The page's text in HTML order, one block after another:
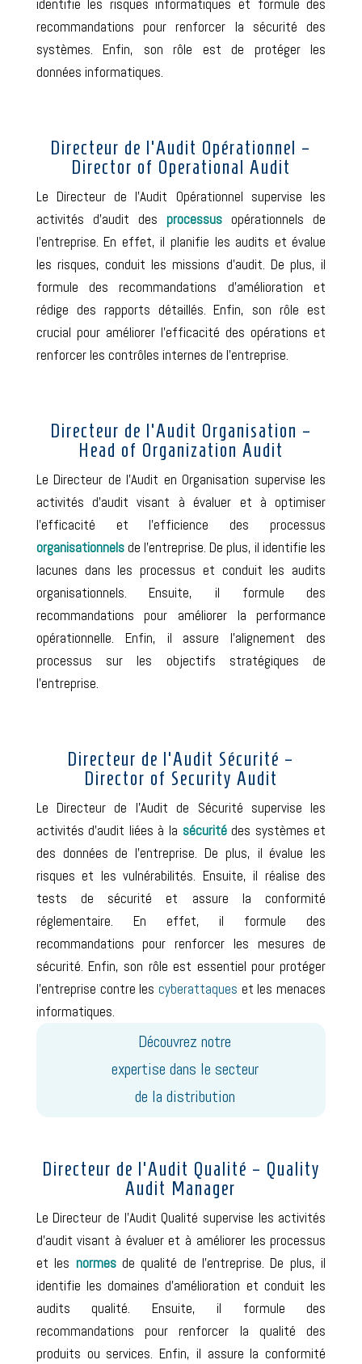
identifie les risques informatiques et formule des
recommandations pour renforcer la sécurité des
systèmes. Enfin, son rôle est de protéger les
données informatiques.
Directeur de l’Audit Opérationnel –
Director of Operational Audit
Le Directeur de l’Audit Opérationnel supervise les
activités d’audit desprocessus opérationnels de
l’entreprise. En effet, il planifie les audits et évalue
les risques, conduit les missions d’audit. De plus, il
formule des recommandations d’amélioration et
rédige des rapports détaillés. Enfin, son rôle est
crucial pour améliorer l’efficacité des opérations et
renforcer les contrôles internes de l’entreprise.
Directeur de l’Audit Organisation –
Head of Organization Audit
Le Directeur de l’Audit en Organisation supervise les
activités d’audit visant à évaluer et àoptimiser
l’efficacité et l’efficience des processus
organisationnelsde l’entreprise. De plus, il identifie les
lacunes dans les processus et conduit les audits
organisationnels. Ensuite, il formule des
recommandations pour améliorer la performance
opérationnelle. Enfin, il assure l’alignement des
processus sur les objectifs stratégiques de
l’entreprise.
Directeur de l’Audit Sécurité –
Director of Security Audit
Le Directeur de l’Audit de Sécurité supervise les
activités d’audit liées à la sécuritédes systèmes et
des données de l’entreprise. De plus, il évalue les
risques et les vulnérabilités. Ensuite, il réalise des
tests de sécurité et assure la conformité
réglementaire. En effet, il formule des
recommandations pour renforcer les mesures de
sécurité. Enfin, son rôle est essentiel pour protéger
l’entreprise contre les cyberattaques et les menaces
informatiques.
Découvrez notre
expertise dans le secteur
de la distribution
Directeur de l’Audit Qualité – Quality
Audit Manager
Le Directeur de l’Audit Qualité supervise les activités
d’audit visant à évaluer et à améliorer les processus
et les normesde qualité de l’entreprise. De plus, il
identifie les domaines d’amélioration et conduit les
audits qualité. Ensuite, il formule des
recommandations pour renforcer la qualité des
produits ou services. Enfin, il assure la conformité